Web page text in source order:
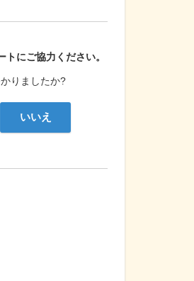
トにご協力ください。
りましたか?
いいえ